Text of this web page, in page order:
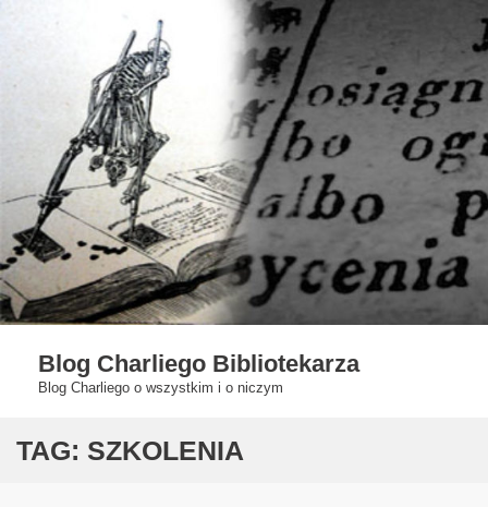
Blog Charliego Bibliotekarza
Blog Charliego o wszystkim i o niczym
TAG: SZKOLENIA